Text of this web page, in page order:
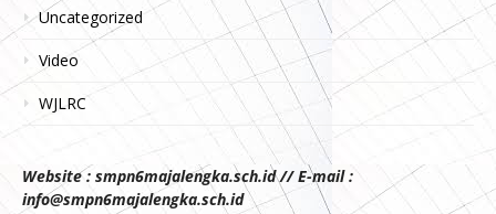
Uncategorized
Video
WJLRC
Website : smpn6majalengka.sch.id // E-mail :
info@smpn6majalengka.sch.id